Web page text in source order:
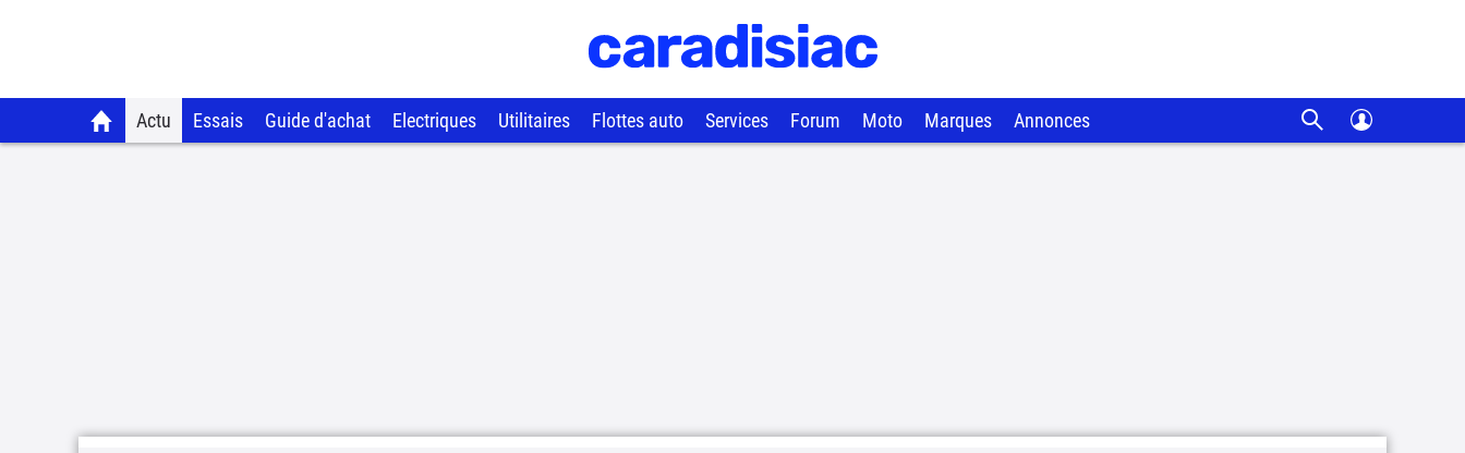
Actu Essais Guide d'achat Electriques Utilitaires Flottes auto Services Forum Moto Marques Annonces